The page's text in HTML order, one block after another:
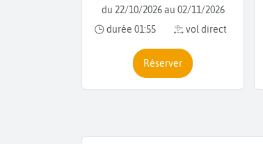
du 22/10/2026 au 02/11/2026
durée 01:55
vol direct
Réserver